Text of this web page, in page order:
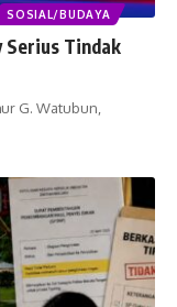
SOSIAL/BUDAYA
Serius Tindak
G. Watubun,